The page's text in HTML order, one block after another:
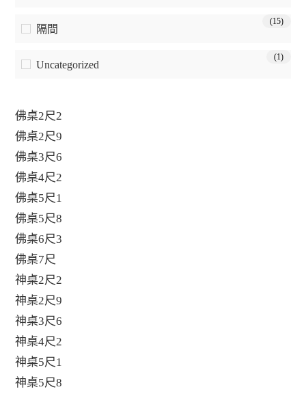
隔間
(15)
Uncategorized
(1)
佛桌2尺2
佛桌2尺9
佛桌3尺6
佛桌4尺2
佛桌5尺1
佛桌5尺8
佛桌6尺3
佛桌7尺
神桌2尺2
神桌2尺9
神桌3尺6
神桌4尺2
神桌5尺1
神桌5尺8